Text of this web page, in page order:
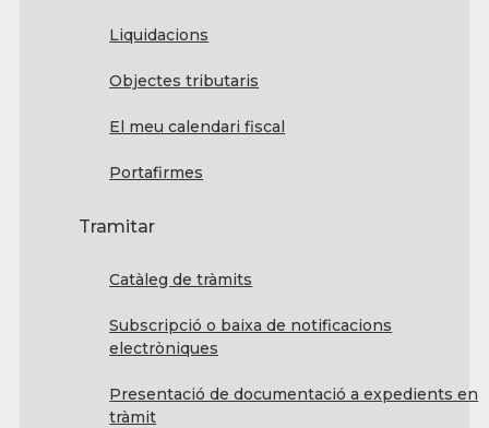
Liquidacions
Objectes tributaris
El meu calendari fiscal
Portafirmes
Tramitar
Catàleg de tràmits
Subscripció o baixa de notificacions
electròniques
Presentació de documentació a expedients en
tràmit